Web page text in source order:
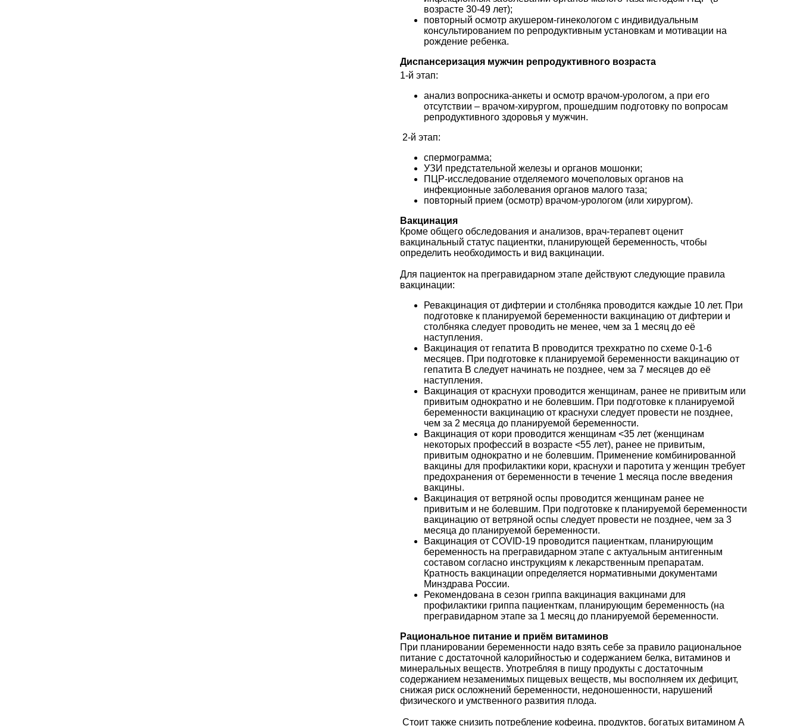
возрасте 30-49 лет);
повторный осмотр акушером-гинекологом с индивидуальным
консультированием по репродуктивным установкам и мотивации на
рождение ребенка.
Диспансеризация мужчин репродуктивного возраста
1-й этап:
анализ вопросника-анкеты и осмотр врачом-урологом, а при его
отсутствии – врачом-хирургом, прошедшим подготовку по вопросам
репродуктивного здоровья у мужчин.
2-й этап:
спермограмма;
УЗИ предстательной железы и органов мошонки;
ПЦР-исследование отделяемого мочеполовых органов на
инфекционные заболевания органов малого таза;
повторный прием (осмотр) врачом-урологом (или хирургом).
Вакцинация
Кроме общего обследования и анализов, врач-терапевт оценит
вакцинальный статус пациентки, планирующей беременность, чтобы
определить необходимость и вид вакцинации.
Для пациенток на прегравидарном этапе действуют следующие правила
вакцинации:
Ревакцинация от дифтерии и столбняка проводится каждые 10 лет. При
подготовке к планируемой беременности вакцинацию от дифтерии и
столбняка следует проводить не менее, чем за 1 месяц до её
наступления.
Вакцинация от гепатита В проводится трехкратно по схеме 0-1-6
месяцев. При подготовке к планируемой беременности вакцинацию от
гепатита В следует начинать не позднее, чем за 7 месяцев до её
наступления.
Вакцинация от краснухи проводится женщинам, ранее не привитым или
привитым однократно и не болевшим. При подготовке к планируемой
беременности вакцинацию от краснухи следует провести не позднее,
чем за 2 месяца до планируемой беременности.
Вакцинация от кори проводится женщинам <35 лет (женщинам
некоторых профессий в возрасте <55 лет), ранее не привитым,
привитым однократно и не болевшим. Применение комбинированной
вакцины для профилактики кори, краснухи и паротита у женщин требует
предохранения от беременности в течение 1 месяца после введения
вакцины.
Вакцинация от ветряной оспы проводится женщинам ранее не
привитым и не болевшим. При подготовке к планируемой беременности
вакцинацию от ветряной оспы следует провести не позднее, чем за 3
месяца до планируемой беременности.
Вакцинация от COVID-19 проводится пациенткам, планирующим
беременность на прегравидарном этапе с актуальным антигенным
составом согласно инструкциям к лекарственным препаратам.
Кратность вакцинации определяется нормативными документами
Минздрава России.
Рекомендована в сезон гриппа вакцинация вакцинами для
профилактики гриппа пациенткам, планирующим беременность (на
прегравидарном этапе за 1 месяц до планируемой беременности.
Рациональное питание и приём витаминов
При планировании беременности надо взять себе за правило рациональное
питание с достаточной калорийностью и содержанием белка, витаминов и
минеральных веществ. Употребляя в пищу продукты с достаточным
содержанием незаменимых пищевых веществ, мы восполняем их дефицит,
снижая риск осложнений беременности, недоношенности, нарушений
физического и умственного развития плода.
Стоит также снизить потребление кофеина, продуктов, богатых витамином А